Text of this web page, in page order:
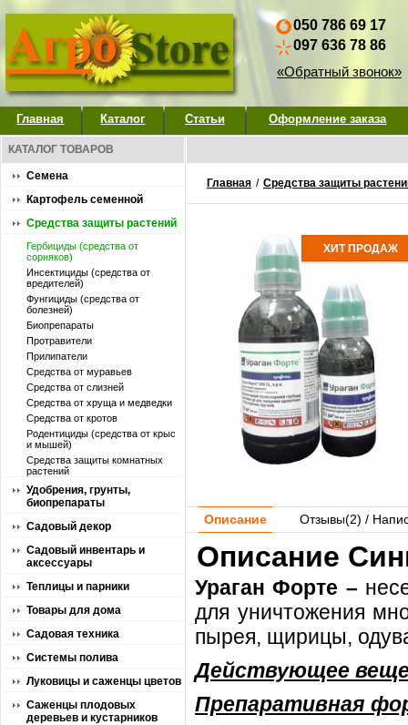
050 786 69 17
097 636 78 86
«Обратный звонок»
Главная Каталог Статьи Оформление заказа
КАТАЛОГ ТОВАРОВ
Семена
Картофель семенной
Средства защиты растений
Гербициды (средства от
сорняков)
Инсектициды (средства от
вредителей)
Фунгициды (средства от
болезней)
Биопрепараты
Протравители
Прилипатели
Средства от муравьев
Средства от слизней
Средства от хруща и медведки
Средства от кротов
Родентициды (средства от крыс
и мышей)
Средства защиты комнатных
растений
Удобрения, грунты,
биопрепараты
Садовый декор
Садовый инвентарь и
аксессуары
Теплицы и парники
Товары для дома
Садовая техника
Системы полива
Луковицы и саженцы цветов
Саженцы плодовых
деревьев и кустарников
Главная / Средства защиты
ХИТ ПРОДАЖ
Описание Отзывы(2) /
Описание
Ураган Форте –
для уничтожения
пырея, щирицы,
Действующее
Препаративная